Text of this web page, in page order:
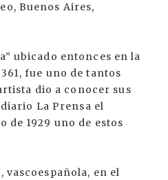
Buenos Aires,
ubicado entonces en la
fue uno de tantos
dio a conocer sus
La Prensa el
de 1929 uno de estos
vascoespañola, en el